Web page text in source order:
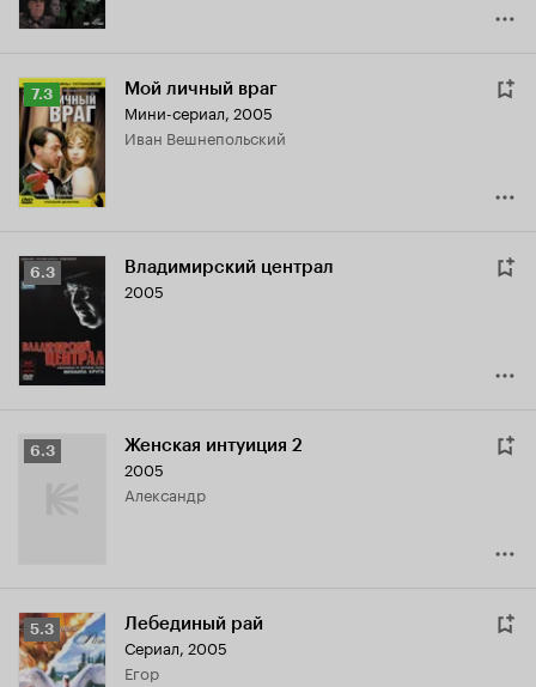
Рейтинг
Кинопоиска
7.3
7.3 Мой личный враг
Мини-сериал, 2005
Иван Вешнепольский
Рейтинг
Кинопоиска
6.3 Владимирский централ
2005
Рейтинг
6.3 Женская интуиция 2
2005
Александр
Рейтинг
Кинопоиска
5.3
5.3 Лебединый рай
Сериал, 2005
Егор